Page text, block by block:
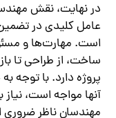
در نهایت، نقش
عامل کلیدی در
است. مهارت‌ها و
ساخت، از طراحی تا
پروژه دارد. با توجه
آنها مواجه است،
مهندسان ناظر ضروری